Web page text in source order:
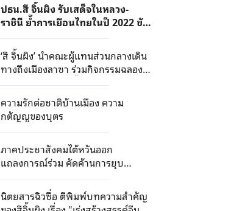
ปธน.สี จิ้นผิง รับเสด็จในหลวง-
ราชินี ย้ำการเยือนไทยในปี 2022 ขับ
เคลื่อนความสัมพันธ์จีน-ไทย ก้าวสู่
บทใหม่
‘สี จิ้นผิง’ นำคณะผู้แทนส่วนกลางเดิน
ทางถึงเมืองลาซา ร่วมกิจกรรมฉลอง
ครบรอบ 60 ปี ก่อตั้งเขตปกครอง
ตนเองทิเบต
ความรักต่อชาติบ้านเมือง ความ
กตัญญูของบุตร
ภาคประชาสังคมไต้หวันออก
แถลงการณ์ร่วม คัดค้านการยุบ
พรรคฯ ที่สนับสนุนการรวมชาติ
นิตยสารฉิวซื่อ ตีพิมพ์บทความสำคัญ